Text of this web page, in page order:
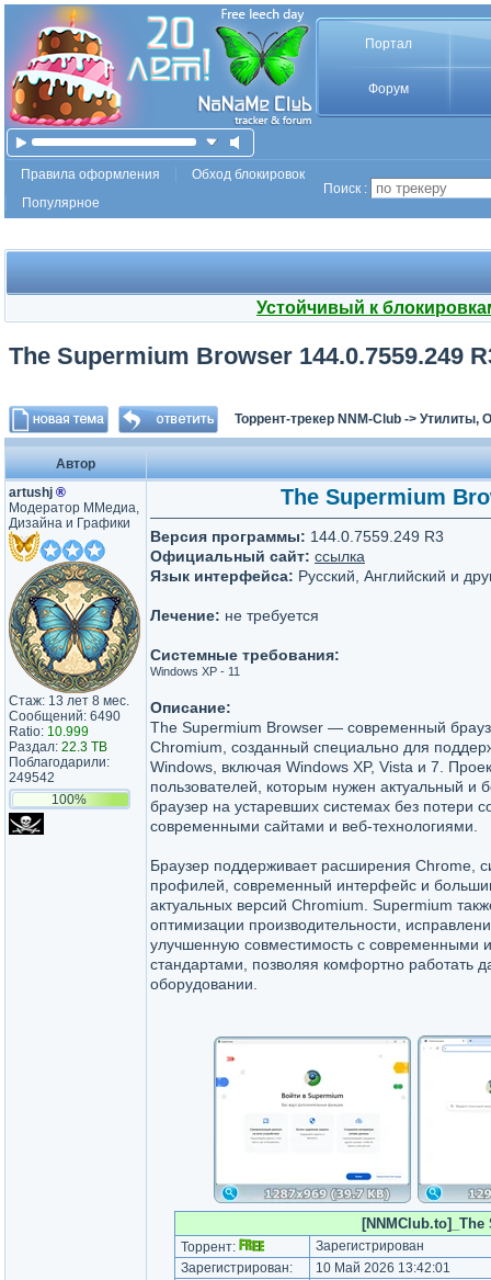
Портал
Форум
Правила оформления
Обход блокировок
Популярное
Поиск :
Устойчивый к
The Supermium Browser 144.0.7559.249
Торрент-трекер NNM-Club -> Утилиты,
Автор
artushj ®
Модератор ММедиа,
Дизайна и Графики
Стаж: 13 лет 8 мес.
Сообщений: 6490
Ratio: 10.999
Раздал: 22.3 TB
Поблагодарили:
249542
100%
The Supermium
Версия программы: 144.0.7559.249 R3
Официальный сайт: ссылка
Язык интерфейса: Русский, Английский и
Лечение: не требуется
Системные требования:
Windows XP - 11
Описание:
The Supermium Browser — современный
Chromium, созданный специально для
Windows, включая Windows XP, Vista и 7.
пользователей, которым нужен актуальный и
браузер на устаревших системах без потери
современными сайтами и веб-технологиями.
Браузер поддерживает расширения Chrome,
профилей, современный интерфейс и
актуальных версий Chromium. Supermium
оптимизации производительности,
улучшенную совместимость с современными
стандартами, позволяя комфортно работать
оборудовании.
Торрент:
Зарегистрирован
Зарегистрирован:
10 Май 2026 13:42:01